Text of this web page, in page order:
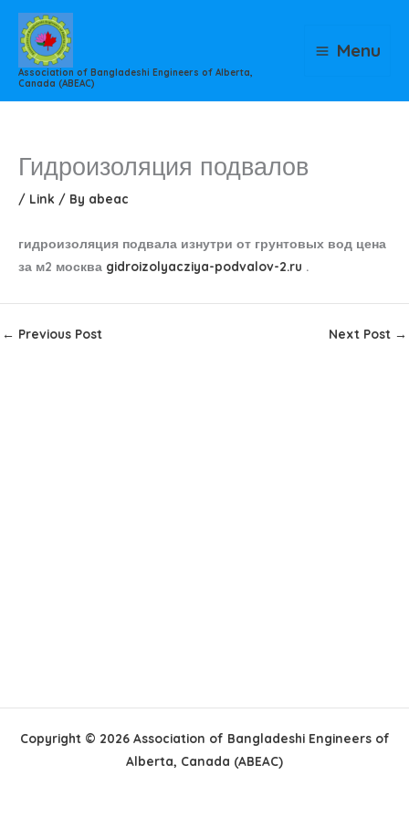
Skip
content
Association of Bangladeshi Engineers of Alberta,
Canada (ABEAC)
Menu
Гидроизоляция подвалов
/ Link / By abeac
гидроизоляция подвала изнутри от грунтовых вод цена
за м2 москва gidroizolyacziya-podvalov-2.ru .
← Previous Post Next Post →
Copyright © 2026 Association of Bangladeshi Engineers of
Alberta, Canada (ABEAC)